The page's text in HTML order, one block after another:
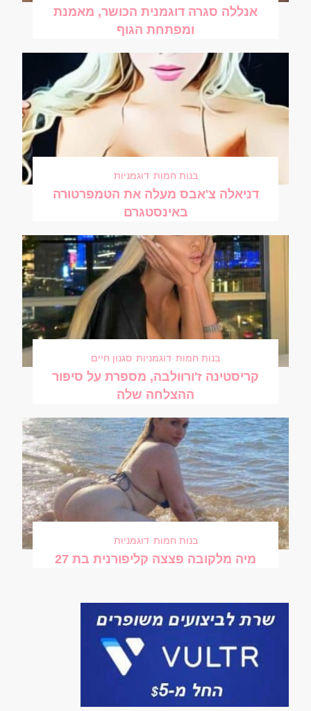
אנללה סגרה דוגמנית הכושר, מאמנת
ומפתחת הגוף
בנות חמות דוגמניות
דניאלה צ'אבס מעלה את הטמפרטורה
באינסטגרם
בנות חמות דוגמניות סגנון חיים
קריסטינה ז'ורוולבה, מספרת על סיפור
ההצלחה שלה
בנות חמות דוגמניות
מיה מלקובה פצצה קליפורנית בת 27